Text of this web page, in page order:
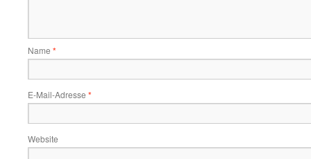
Name *
E-Mail-Adresse *
Website